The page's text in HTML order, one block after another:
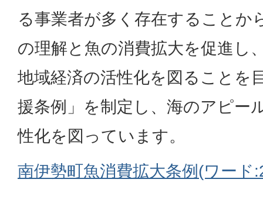
る事業者が多く存在することか
の理解と魚の消費拡大を促進し
地域経済の活性化を図ることを
援条例」を制定し、海のアピー
性化を図っています。
南伊勢町魚消費拡大条例(ワード